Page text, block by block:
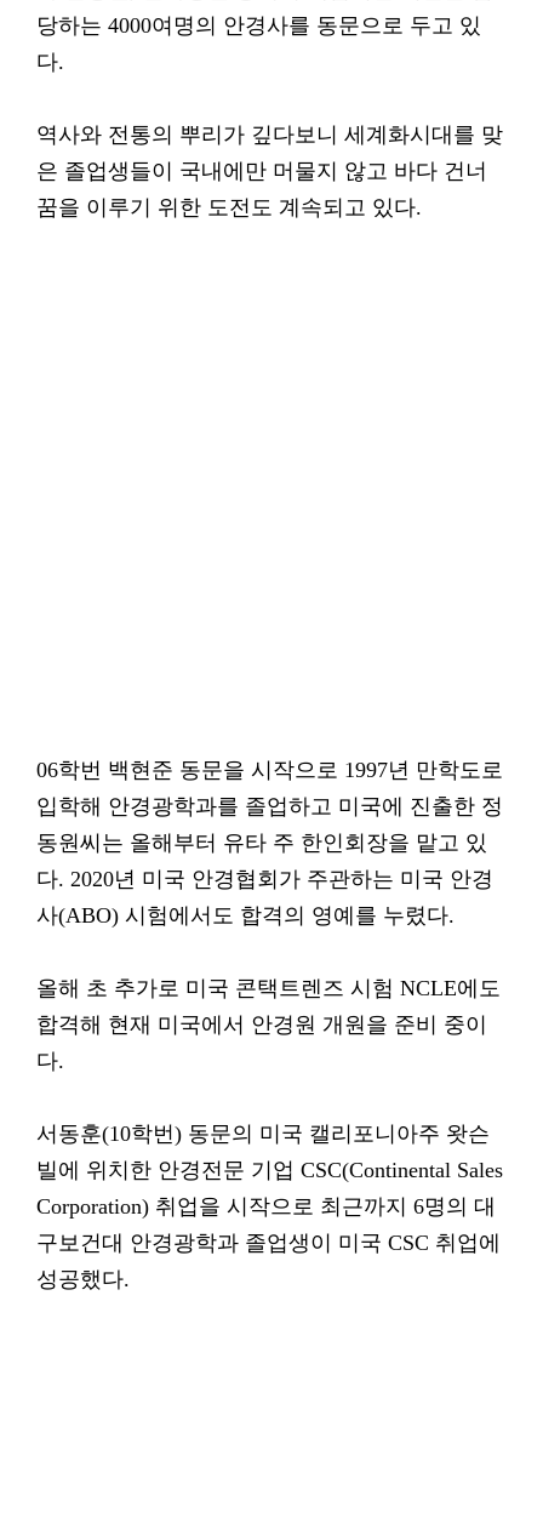
당하는 4000여명의 안경사를 동문으로 두고 있
다.
역사와 전통의 뿌리가 깊다보니 세계화시대를 맞
은 졸업생들이 국내에만 머물지 않고 바다 건너
꿈을 이루기 위한 도전도 계속되고 있다.
06학번 백현준 동문을 시작으로 1997년 만학도로
입학해 안경광학과를 졸업하고 미국에 진출한 정
동원씨는 올해부터 유타 주 한인회장을 맡고 있
다. 2020년 미국 안경협회가 주관하는 미국 안경
사(ABO) 시험에서도 합격의 영예를 누렸다.
올해 초 추가로 미국 콘택트렌즈 시험 NCLE에도
합격해 현재 미국에서 안경원 개원을 준비 중이
다.
서동훈(10학번) 동문의 미국 캘리포니아주 왓슨
빌에 위치한 안경전문 기업 CSC(Continental Sales
Corporation) 취업을 시작으로 최근까지 6명의 대
구보건대 안경광학과 졸업생이 미국 CSC 취업에
성공했다.